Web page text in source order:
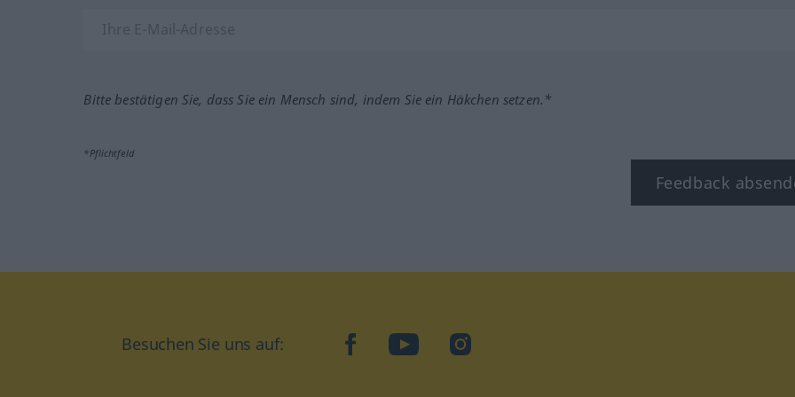
Bitte bestätigen Sie, dass Sie ein Mensch sind, indem Sie ein Häkchen setzen.*
*Pflichtfeld
Feedback
Besuchen Sie uns auf: facebookYouTubeInstagram